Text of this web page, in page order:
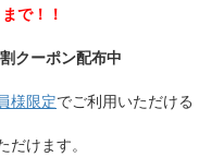
で！！
クーポン配布中
様限定でご利用いただける
だけます。